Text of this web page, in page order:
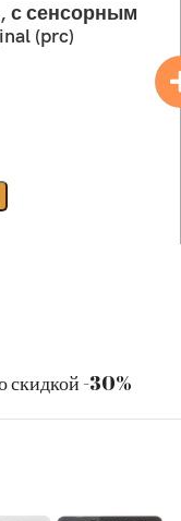
с сенсорным
(prc)
скидкой -30%